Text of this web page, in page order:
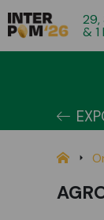
29,
&